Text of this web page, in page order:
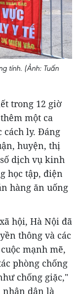
tính. (Ảnh: Tuấn
trong 12 giờ
một ca
cách ly. Đáng
huyện, thị
dịch vụ kinh
học tập, điện
hàng ăn uống
hội, Hà Nội đã
thông và các
mạnh mẽ,
phòng chống
chống giặc,"
nhân dân là